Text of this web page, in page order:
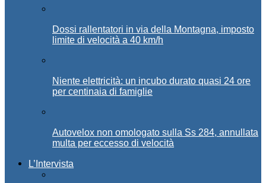
Dossi rallentatori in via della Montagna, imposto
limite di velocità a 40 km/h
Niente elettricità: un incubo durato quasi 24 ore
per centinaia di famiglie
Autovelox non omologato sulla Ss 284, annullata
multa per eccesso di velocità
L’Intervista